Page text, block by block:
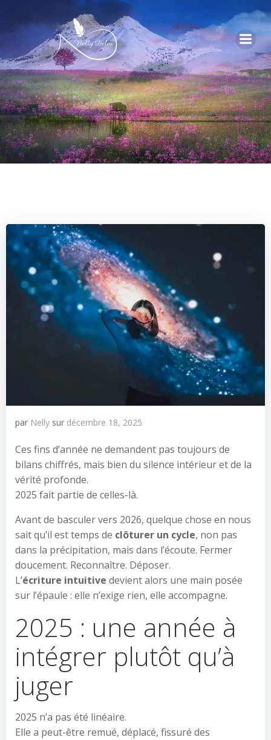
par Nelly sur décembre 18, 2025
Ces fins d’année ne demandent pas toujours de
bilans chiffrés, mais bien du silence intérieur et de la
vérité profonde.
2025 fait partie de celles-là.
Avant de basculer vers 2026, quelque chose en nous
sait qu’il est temps de clôturer un cycle, non pas
dans la précipitation, mais dans l’écoute. Fermer
doucement. Reconnaître. Déposer.
L’écriture intuitive devient alors une main posée
sur l’épaule : elle n’exige rien, elle accompagne.
2025 : une année à
intégrer plutôt qu’à
juger
2025 n’a pas été linéaire.
Elle a peut-être remué, déplacé, fissuré des